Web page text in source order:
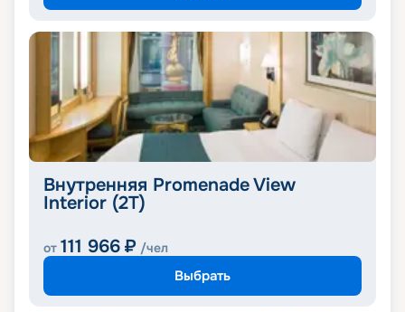
Внутренняя Promenade View
Interior (2T)
от 111 966 ₽ /чел
Выбрать